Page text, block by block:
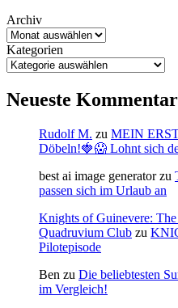
Archiv
Kategorien
Neueste
Rudolf M. zu MEIN
Döbeln!🍓😱 Lohnt sich
best ai image generatorzu
passen sich im Urlaub an
Knights of Guinevere:
Quadruvium Club zu
Pilotepisode
Ben zu Die beliebtesten
im Vergleich!